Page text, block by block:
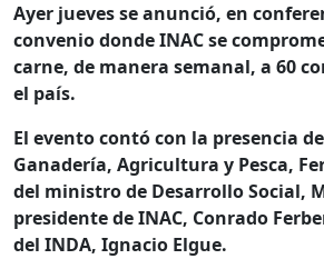
Ayer jueves se anunció, en
convenio donde INAC se
carne, de manera semanal, a 60
el país.
El evento contó con la presencia
Ganadería, Agricultura y Pesca,
del ministro de Desarrollo Social,
presidente de INAC, Conrado
del INDA, Ignacio Elgue.